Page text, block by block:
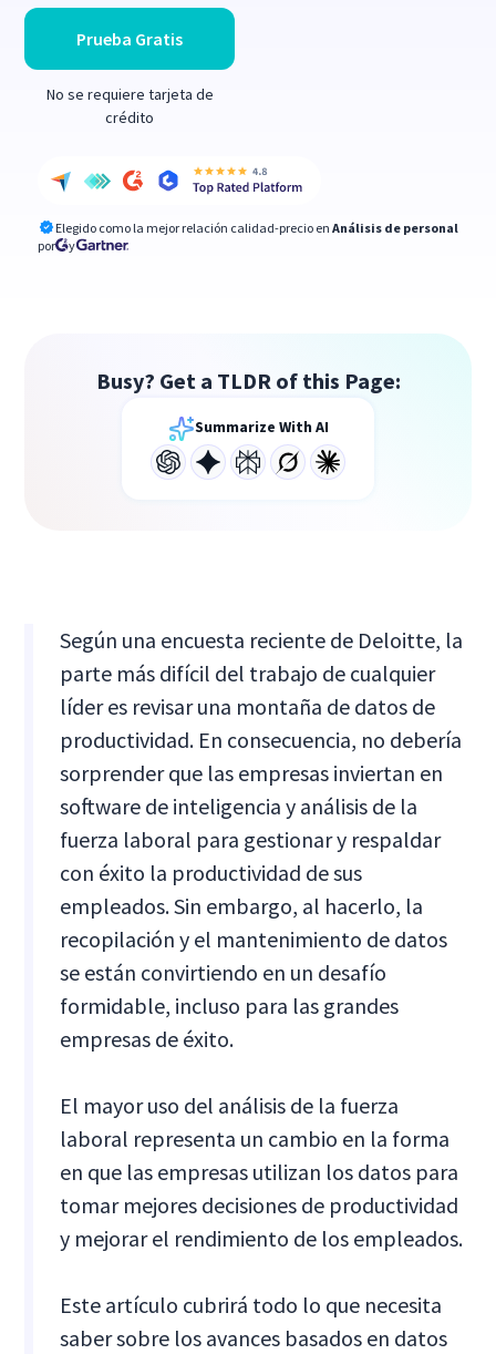
Prueba Gratis
No se requiere tarjeta de
crédito
Elegido como la mejor relación calidad-precio en Análisis de personal
por
y
Busy? Get a TLDR of this Page:
Summarize With AI
Según una encuesta reciente de Deloitte, la
parte más difícil del trabajo de cualquier
líder es revisar una montaña de datos de
productividad. En consecuencia, no debería
sorprender que las empresas inviertan en
software de inteligencia y análisis de la
fuerza laboral para gestionar y respaldar
con éxito la productividad de sus
empleados. Sin embargo, al hacerlo, la
recopilación y el mantenimiento de datos
se están convirtiendo en un desafío
formidable, incluso para las grandes
empresas de éxito.
El mayor uso del análisis de la fuerza
laboral representa un cambio en la forma
en que las empresas utilizan los datos para
tomar mejores decisiones de productividad
y mejorar el rendimiento de los empleados.
Este artículo cubrirá todo lo que necesita
saber sobre los avances basados en datos